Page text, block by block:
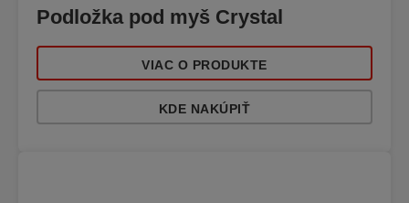
Podložka pod myš Crystal
VIAC O PRODUKTE
KDE NAKÚPIŤ